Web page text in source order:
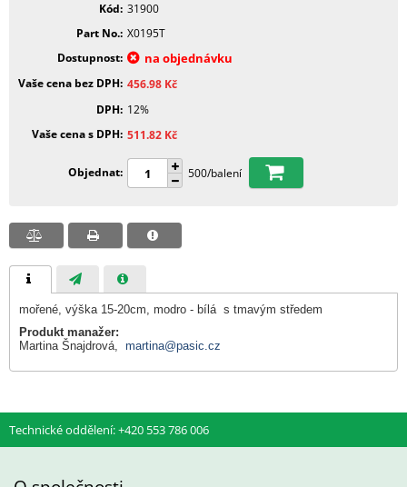
Kód 31900
Part No. X0195T
Dostupnost
na objednávku
Vaše cena bez DPH 456.98 Kč
DPH 12%
Vaše cena s DPH 511.82 Kč
Objednat 500/balení
mořené, výška 15-20cm, modro - bílá s tmavým středem
Produkt manažer:
Martina Šnajdrová, martina@pasic.cz
Technické oddělení: +420 553 786 006